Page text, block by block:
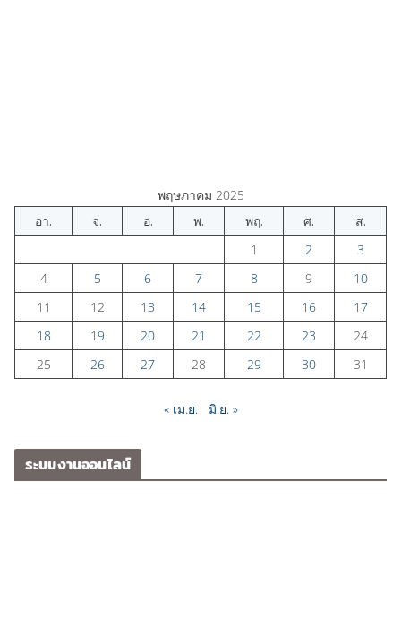
พฤษภาคม 2025
อา.
จ. อ. พ. พฤ. ศ.
ส.
1
2
3
4
5 6 7 8 9
10
11
12 13 14 15 16
17
18
19 20 21 22 23
24
25
26 27 28 29 30 31
« เม.ย. มิ.ย. »
ระบบงานออนไลน์